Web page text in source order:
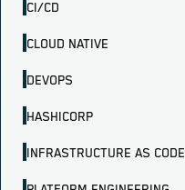
CI/CD
CLOUD NATIVE
DEVOPS
HASHICORP
INFRASTRUCTURE AS CODE